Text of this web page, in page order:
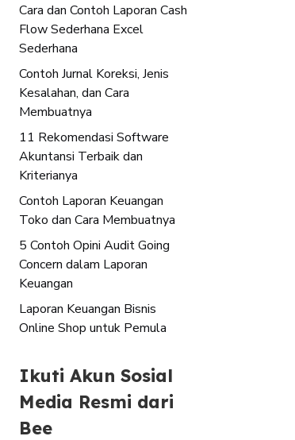
Cara dan Contoh Laporan Cash
Flow Sederhana Excel
Sederhana
Contoh Jurnal Koreksi, Jenis
Kesalahan, dan Cara
Membuatnya
11 Rekomendasi Software
Akuntansi Terbaik dan
Kriterianya
Contoh Laporan Keuangan
Toko dan Cara Membuatnya
5 Contoh Opini Audit Going
Concern dalam Laporan
Keuangan
Laporan Keuangan Bisnis
Online Shop untuk Pemula
Ikuti Akun Sosial
Media Resmi dari
Bee